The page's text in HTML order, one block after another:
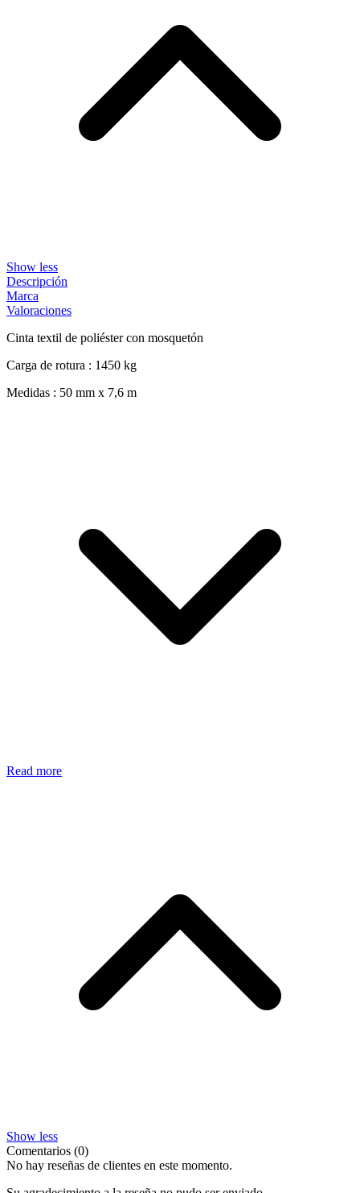
Show less
Descripción
Marca
Valoraciones
Cinta textil de poliéster con mosquetón
Carga de rotura : 1450 kg
Medidas : 50 mm x 7,6 m
Read more
Show less
Comentarios (0)
No hay reseñas de clientes en este momento.